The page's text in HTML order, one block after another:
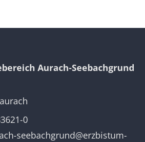
Aurach-Seebachgrund
0
seebachgrund@erzbistum-